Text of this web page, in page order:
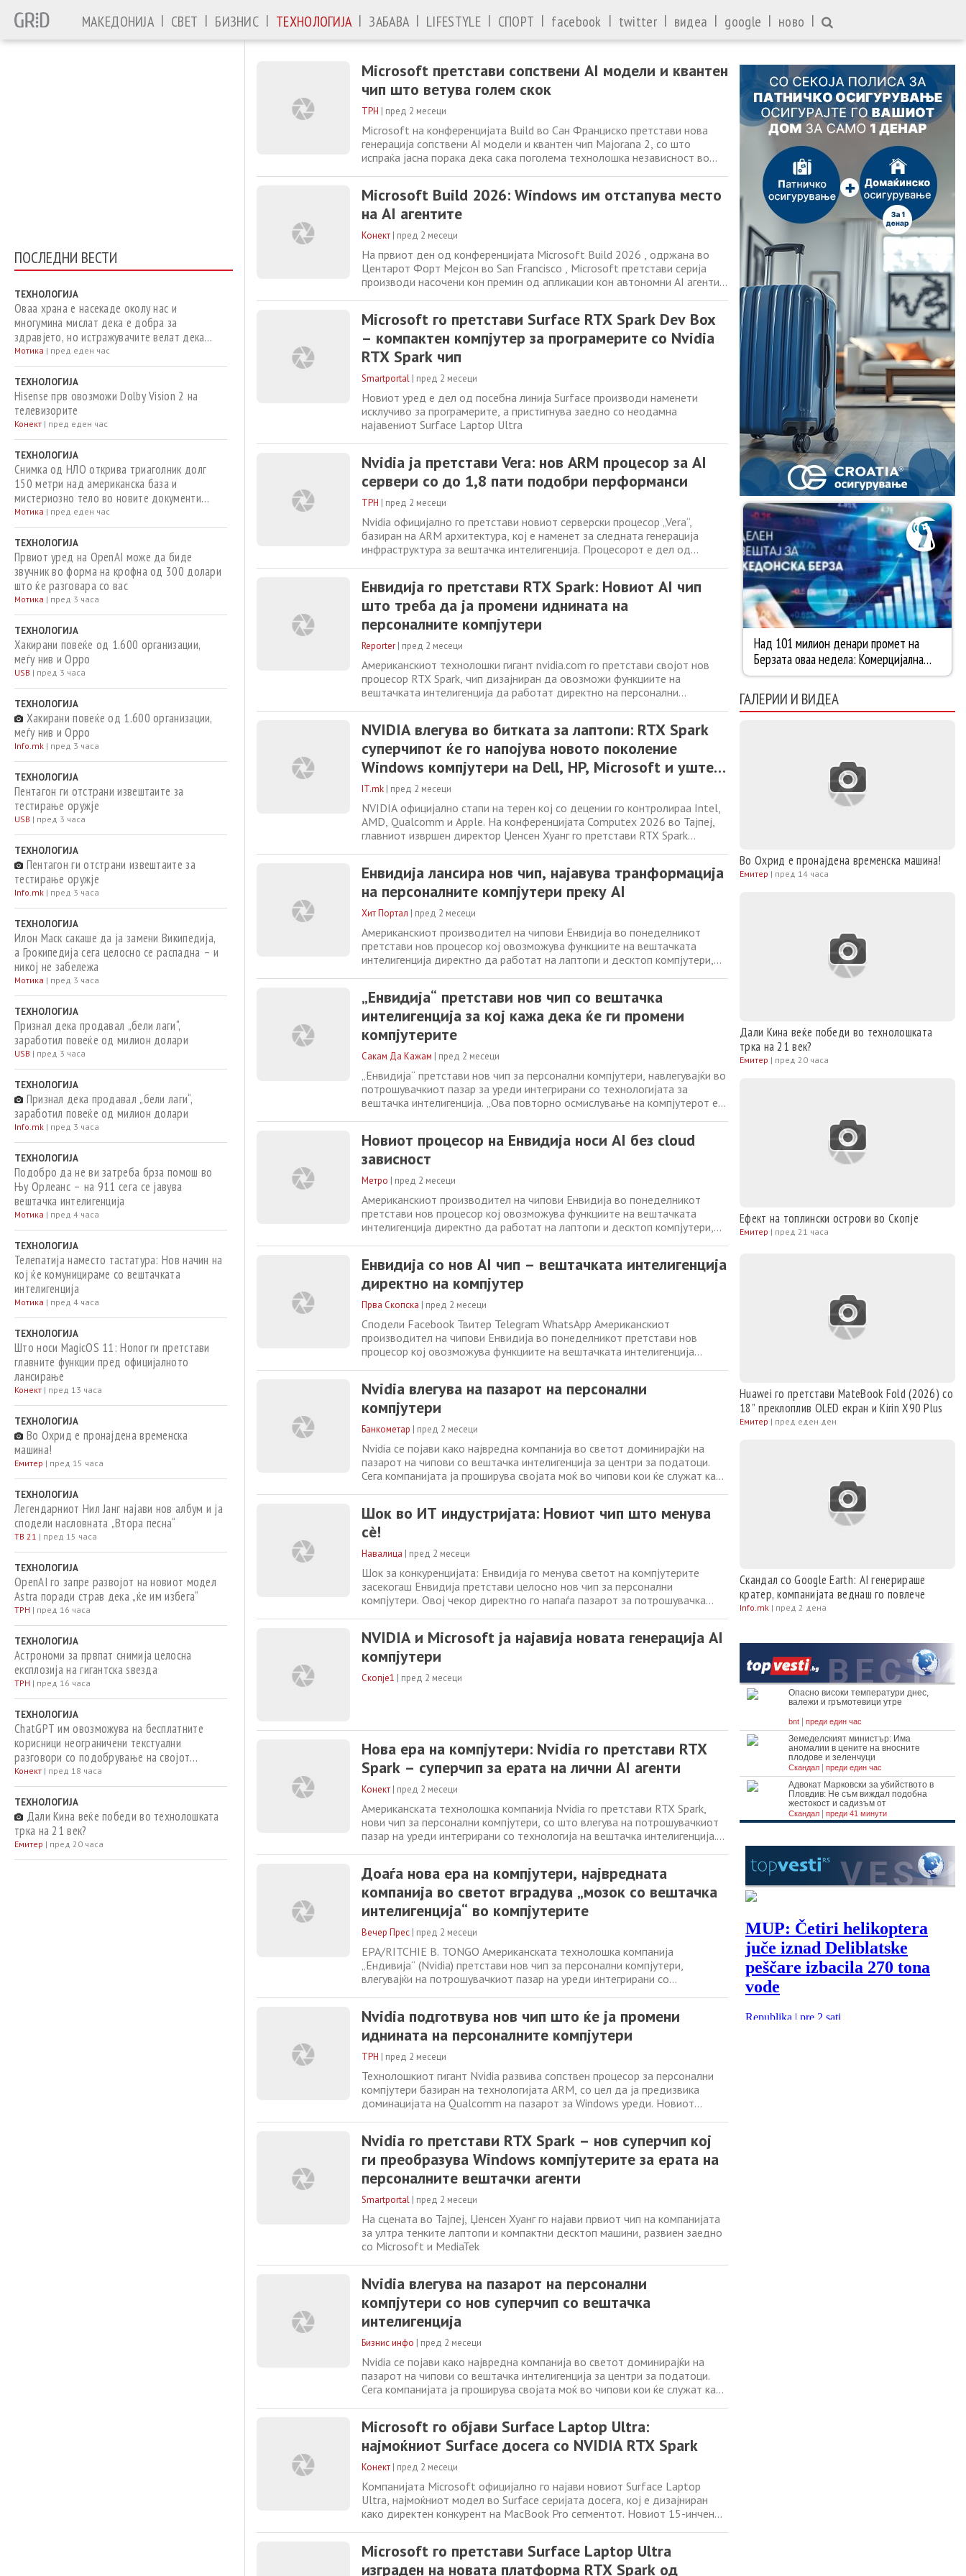
МАКЕДОНИЈА | СВЕТ | БИЗНИС | ТЕХНОЛОГИЈА | ЗАБАВА | LIFESTYLE | СПОРТ | facebook | twitter | видеа | google | ново |
ПОСЛЕДНИ ВЕСТИ
ТЕХНОЛОГИЈА
Оваа храна е насекаде околу нас и
многумина мислат дека е добра за
здравјето, но истражувачите велат дека
помалку од неа може да го продолжи
животот
Мотика | пред еден час
ТЕХНОЛОГИЈА
Hisense прв овозможи Dolby Vision 2 на
телевизорите
Конект | пред еден час
ТЕХНОЛОГИЈА
Снимка од НЛО открива триаголник долг
150 метри над американска база и
мистериозно тело во новите документи
објавени од Трамп
Мотика | пред еден час
ТЕХНОЛОГИЈА
Првиот уред на OpenAI може да биде
звучник во форма на крофна од 300 долари
што ќе разговара со вас
Мотика | пред 3 часа
ТЕХНОЛОГИЈА
Хакирани повеќе од 1.600 организации,
меѓу нив и Oppo
USB | пред 3 часа
ТЕХНОЛОГИЈА
Хакирани повеќе од 1.600 организации,
меѓу нив и Oppo
Info.mk | пред 3 часа
ТЕХНОЛОГИЈА
Пентагон ги отстрани извештаите за
тестирање оружје
USB | пред 3 часа
ТЕХНОЛОГИЈА
Пентагон ги отстрани извештаите за
тестирање оружје
Info.mk | пред 3 часа
ТЕХНОЛОГИЈА
Илон Маск сакаше да ја замени Википедија,
а Грокипедија сега целосно се распадна – и
никој не забележа
Мотика | пред 3 часа
ТЕХНОЛОГИЈА
Признал дека продавал „бели лаги“,
заработил повеќе од милион долари
USB | пред 3 часа
ТЕХНОЛОГИЈА
Признал дека продавал „бели лаги“,
заработил повеќе од милион долари
Info.mk | пред 3 часа
ТЕХНОЛОГИЈА
Подобро да не ви затреба брза помош во
Њу Орлеанс – на 911 сега се јавува
вештачка интелигенција
Мотика | пред 4 часа
ТЕХНОЛОГИЈА
Телепатија наместо тастатура: Нов начин на
кој ќе комуницираме со вештачката
интелигенција
Мотика | пред 4 часа
ТЕХНОЛОГИЈА
Што носи MagicOS 11: Honor ги претстави
главните функции пред официјалното
лансирање
Конект | пред 13 часа
ТЕХНОЛОГИЈА
Во Охрид е пронајдена временска
машина!
Емитер | пред 15 часа
ТЕХНОЛОГИЈА
Легендарниот Нил Јанг најави нов албум и ја
сподели насловната „Втора песна“
ТВ 21 | пред 15 часа
ТЕХНОЛОГИЈА
OpenAI го запре развојот на новиот модел
Astra поради страв дека „ќе им избега“
ТРН | пред 16 часа
ТЕХНОЛОГИЈА
Астрономи за првпат снимија целосна
експлозија на гигантска ѕвезда
ТРН | пред 16 часа
ТЕХНОЛОГИЈА
ChatGPT им овозможува на бесплатните
корисници неограничени текстуални
разговори со подобрување на својот
главен модел
Конект | пред 18 часа
ТЕХНОЛОГИЈА
Дали Кина веќе победи во технолошката
трка на 21 век?
Емитер | пред 20 часа
Microsoft претстави сопствени AI модели и квантен
чип што ветува голем скок
ТРН | пред 2 месеци
Microsoft на конференцијата Build во Сан Франциско претстави нова
генерација сопствени AI модели и квантен чип Majorana 2, со што
испраќа јасна порака дека сака поголема технолошка независност во
развиен како сопствен
Microsoft Build 2026: Windows им отстапува место
на AI агентите
Конект | пред 2 месеци
На првиот ден од конференцијата Microsoft Build 2026 , одржана во
Центарот Форт Мејсон во San Francisco , Microsoft претстави серија
производи насочени кон премин од апликации кон автономни AI агенти
Сатја Надела траеше околу
Microsoft го претстави Surface RTX Spark Dev Box
– компактен компјутер за програмерите со Nvidia
RTX Spark чип
Smartportal | пред 2 месеци
Новиот уред е дел од посебна линија Surface производи наменети
исклучиво за програмерите, а пристигнува заедно со неодамна
најавениот Surface Laptop Ultra
Nvidia ја претстави Vera: нов ARM процесор за AI
сервери со до 1,8 пати подобри перформанси
ТРН | пред 2 месеци
Nvidia официјално го претстави новиот серверски процесор „Vera“,
базиран на ARM архитектура, кој е наменет за следната генерација
инфраструктура за вештачка интелигенција. Процесорот е дел од
компанијата Nvidia, новиот чип
Енвидија го претстави RTX Spark: Новиот AI чип
што треба да ја промени иднината на
персоналните компјутери
Reporter | пред 2 месеци
Американскиот технолошки гигант nvidia.com го претстави својот нов
процесор RTX Spark, чип дизајниран да овозможи функциите на
вештачката интелигенција да работат директно на персонални
технолошка конференција . Според
NVIDIA влегува во битката за лаптопи: RTX Spark
суперчипот ќе го напојува новото поколение
Windows компјутери на Dell, HP, Microsoft и уште
четири производители
IT.mk | пред 2 месеци
NVIDIA официјално стапи на терен кој со децении го контролираа Intel,
AMD, Qualcomm и Apple. На конференцијата Computex 2026 во Тајпеј,
главниот извршен директор Џенсен Хуанг го претстави RTX Spark
партнерство со Microsoft,
Енвидија лансира нов чип, најавува транформација
на персоналните компјутери преку AI
Хит Портал | пред 2 месеци
Американскиот производител на чипови Енвидија во понеделникот
претстави нов процесор кој овозможува функциите на вештачката
интелигенција директно да работат на лаптопи и десктоп компјутери,
експертите оценуваат дека тој би можел значително да го промени
начинот на кој корисниците
„Енвидија“ претстави нов чип со вештачка
интелигенција за кој кажа дека ќе ги промени
компјутерите
Сакам Да Кажам | пред 2 месеци
„Енвидија“ претстави нов чип за персонални компјутери, навлегувајќи во
потрошувачкиот пазар за уреди интегрирани со технологијата за
вештачка интелигенција. „Ова повторно осмислување на компјутерот е
„Енвидија“, Џенсен Хванг,
Новиот процесор на Енвидија носи AI без cloud
зависност
Метро | пред 2 месеци
Американскиот производител на чипови Енвидија во понеделникот
претстави нов процесор кој овозможува функциите на вештачката
интелигенција директно да работат на лаптопи и десктоп компјутери,
начинот на кој корисниците
Енвидија со нов AI чип – вештачката интелигенција
директно на компјутер
Прва Скопска | пред 2 месеци
Сподели Facebook Твитер Telegram WhatsApp Американскиот
производител на чипови Енвидија во понеделникот претстави нов
процесор кој овозможува функциите на вештачката интелигенција
оценуваат дека тој би можел значително
Nvidia влегува на пазарот на персонални
компјутери
Банкометар | пред 2 месеци
Nvidia се појави како највредна компанија во светот доминирајќи на
пазарот на чипови со вештачка интелигенција за центри за податоци.
Сега компанијата ја проширува својата моќ во чипови кои ќе служат како
време на воведниот
Шок во ИТ индустријата: Новиот чип што менува
сè!
Навалица | пред 2 месеци
Шок за конкуренцијата: Енвидија го менува светот на компјутерите
засекогаш Енвидија претстави целосно нов чип за персонални
компјутери. Овој чекор директно го напаѓа пазарот за потрошувачка
намена. Револуција поголема од паметните
NVIDIA и Microsoft ја најавија новата генерација AI
компјутери
Скопје1 | пред 2 месеци
Нова ера на компјутери: Nvidia го претстави RTX
Spark – суперчип за ерата на лични AI агенти
Конект | пред 2 месеци
Американската технолошка компанија Nvidia го претстави RTX Spark,
нови чип за персонални компјутери, со што влегува на потрошувачкиот
пазар на уреди интегрирани со технологија на вештачка интелигенција.
познаваме како паметен
Доаѓа нова ера на компјутери, највредната
компанија во светот вградува „мозок со вештачка
интелигенција“ во компјутерите
Вечер Прес | пред 2 месеци
EPA/RITCHIE B. TONGO Американската технолошка компанија
„Ендивија“ (Nvidia) претстави нов чип за персонални компјутери,
влегувајќи на потрошувачкиот пазар на уреди интегрирани со
мобилниот телефон во она што денес го знаеме
Nvidia подготвува нов чип што ќе ја промени
иднината на персоналните компјутери
ТРН | пред 2 месеци
Технолошкиот гигант Nvidia развива сопствен процесор за персонални
компјутери базиран на технологијата ARM, со цел да ја предизвика
доминацијата на Qualcomm на пазарот за Windows уреди. Новиот
стратешки потег на Nvidia,
Nvidia го претстави RTX Spark – нов суперчип кој
ги преобразува Windows компјутерите за ерата на
персоналните вештачки агенти
Smartportal | пред 2 месеци
На сцената во Тајпеј, Џенсен Хуанг го најави првиот чип на компанијата
за ултра тенките лаптопи и компактни десктоп машини, развиен заедно
со Microsoft и MediaTek
Nvidia влегува на пазарот на персонални
компјутери со нов суперчип со вештачка
интелигенција
Бизнис инфо | пред 2 месеци
Nvidia се појави како највредна компанија во светот доминирајќи на
пазарот на чипови со вештачка интелигенција за центри за податоци.
Сега компанијата ја проширува својата моќ во чипови кои ќе служат како
време на воведниот
Microsoft го објави Surface Laptop Ultra:
најмоќниот Surface досега со NVIDIA RTX Spark
Конект | пред 2 месеци
Компанијата Microsoft официјално го најави новиот Surface Laptop
Ultra, најмоќниот модел во Surface серијата досега, кој е дизајниран
како директен конкурент на MacBook Pro сегментот. Новиот 15-инчен
професионалци. Клучната новина
Microsoft го претстави Surface Laptop Ultra
изграден на новата платформа RTX Spark од
ГАЛЕРИИ И ВИДЕА
Во Охрид е пронајдена временска машина!
Емитер | пред 14 часа
Дали Кина веќе победи во технолошката
трка на 21 век?
Емитер | пред 20 часа
Ефект на топлински острови во Скопје
Емитер | пред 21 часа
Huawei го претстави MateBook Fold (2026) со
18” преклоплив OLED екран и Kirin X90 Plus
Емитер | пред еден ден
Скандал со Google Earth: AI генерираше
кратер, компанијата веднаш го повлече
Info.mk | пред 2 дена